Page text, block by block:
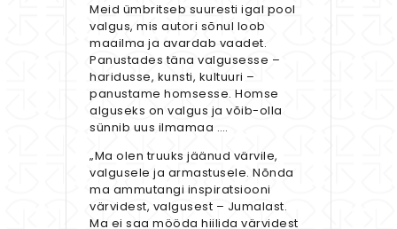
Meid ümbritseb suuresti igal pool
valgus, mis autori sõnul loob
maailma ja avardab vaadet.
Panustades täna valgusesse –
haridusse, kunsti, kultuuri –
panustame homsesse. Homse
alguseks on valgus ja võib-olla
sünnib uus ilmamaa ….
„Ma olen truuks jäänud värvile,
valgusele ja armastusele. Nõnda
ma ammutangi inspiratsiooni
värvidest, valgusest – Jumalast.
Ma ei saa mööda hiilida värvidest